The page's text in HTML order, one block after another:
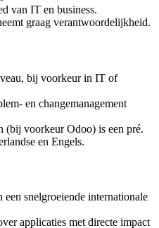
van IT en business.
graag verantwoordelijkheid.
bij voorkeur in IT of
en changemanagement
(bij voorkeur Odoo) is een pré.
en Engels.
snelgroeiende internationale
applicaties met directe impact